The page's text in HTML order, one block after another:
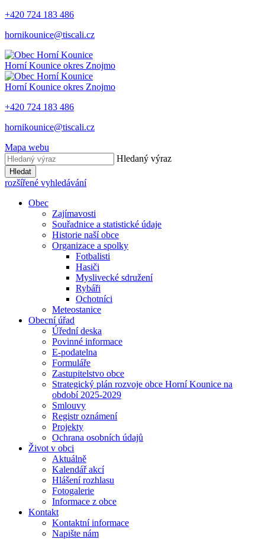
+420 724 183 486
hornikounice@tiscali.cz
Horní Kounice okres Znojmo
Horní Kounice okres Znojmo
+420 724 183 486
hornikounice@tiscali.cz
Mapa webu
Hledaný výraz
Hledat
rozšířené vyhledávání
Obec
Zajímavosti
Souřadnice a statistické údaje
Historie naší obce
Organizace a spolky
Fotbalisti
Hasiči
Myslivecké sdružení
Rybáři
Ochotníci
Meteostanice
Obecní úřad
Úřední deska
Povinné informace
E-podatelna
Formuláře
Zastupitelstvo obce
Strategický plán rozvoje obce Horní Kounice na
období 2025-2029
Smlouvy
Registr oznámení
Projekty
Ochrana osobních údajů
Život v obci
Aktuálně
Kalendář akcí
Hlášení rozhlasu
Fotogalerie
Informace z obce
Kontakt
Kontaktní informace
Napište nám